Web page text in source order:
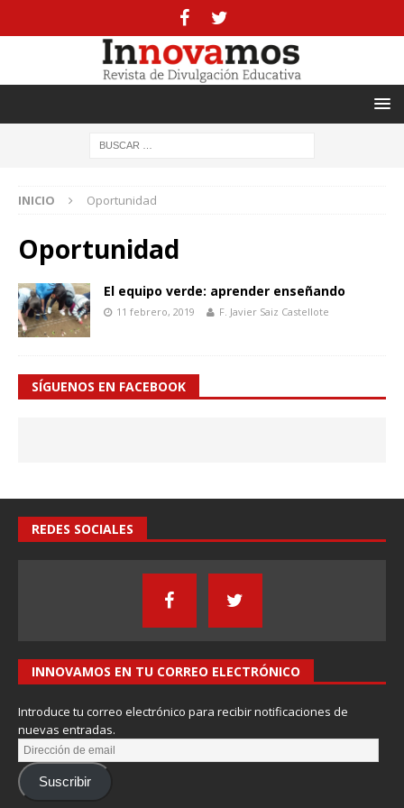
INICIO Oportunidad
Oportunidad
El equipo verde: aprender enseñando
11 febrero, 2019 F. Javier Saiz Castellote
SÍGUENOS EN FACEBOOK
REDES SOCIALES
INNOVAMOS EN TU CORREO ELECTRÓNICO
Introduce tu correo electrónico para recibir notificaciones de
nuevas entradas.
Suscribir